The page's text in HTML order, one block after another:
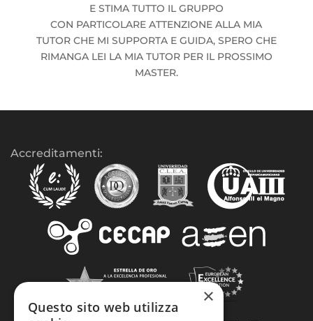
E STIMA TUTTO IL GRUPPO
CON PARTICOLARE ATTENZIONE ALLA MIA
TUTOR CHE MI SUPPORTA E GUIDA, SPERO CHE
RIMANGA LEI LA MIA TUTOR PER IL PROSSIMO
MASTER.
Accreditamenti:
×
Questo sito web utilizza